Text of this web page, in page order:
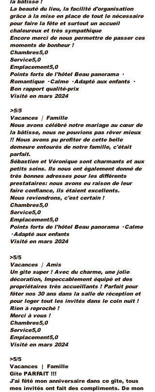
la bâtisse !
La beauté du lieu, la facilité d'organisation
grâce à la mise en place de tout le nécessaire
pour faire la fête et surtout un accueil
chaleureux et très sympathique
Encore merci de nous permettre de passer ces
moments de bonheur !
Chambres5,0
Service5,0
Emplacement5,0
Points forts de l'hôtel Beau panorama ·
Romantique · Calme · Adapté aux enfants ·
Bon rapport qualité-prix
Visité en mars 2024
>5/5
Vacances ❘ Famille
Nous avons célébré notre mariage au cœur de
la bâtisse, nous ne pouvions pas rêver mieux
!! Nous avons pu profiter de cette belle
demeure entourés de notre famille, c'était
parfait.
Sébastien et Véronique sont charmants et aux
petits soins. Ils nous ont également donné de
très bonnes adresses pour les différents
prestataires: nous avons eu raison de leur
faire confiance, ils étaient excellents.
Nous reviendrons, c'est certain !
Chambres5,0
Service5,0
Emplacement5,0
Points forts de l'hôtel Beau panorama · Calme
· Adapté aux enfants
Visité en mars 2024
>5/5
Vacances ❘ Amis
Un gite super ! Avec du charme, une jolie
décoration, Impeccablement équipé et des
propriétaires très accueillants ! Parfait pour
fêter nos 30 ans dans la salle de réception et
pour loger tout les invités dans le coin nuit !
Rien à reproché !
Merci à vous !
Chambres5,0
Service5,0
Emplacement5,0
Visité en mars 2024
>5/5
Vacances | Famille
Gite PARFAIT !!!
J'ai fêté mon anniversaire dans ce gîte, tous
mes invités ont fait des compliments. De mon